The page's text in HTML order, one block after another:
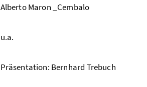
Alberto Maron _Cembalo
u.a.
Präsentation: Bernhard Trebuch